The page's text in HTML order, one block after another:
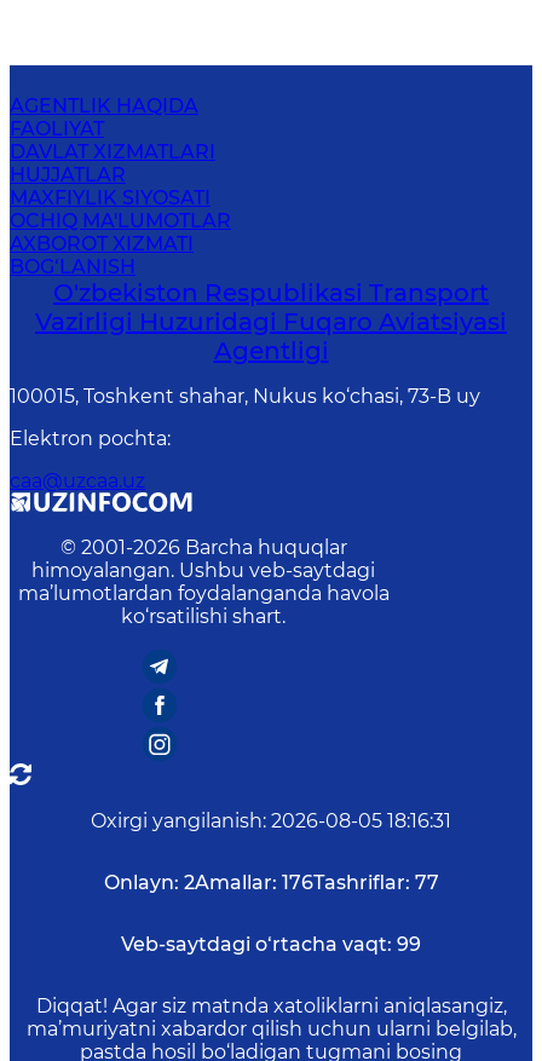
AGENTLIK HAQIDA
FAOLIYAT
DAVLAT XIZMATLARI
HUJJATLAR
MAXFIYLIK SIYOSATI
OCHIQ MA'LUMOTLAR
AXBOROT XIZMATI
BOG‘LANISH
O'zbekiston Respublikasi Transport
Vazirligi Huzuridagi Fuqaro Aviatsiyasi
Agentligi
100015, Toshkent shahar, Nukus ko‘chasi, 73-B uу
Elektron pochta:
caa@uzcaa.uz
© 2001-2026 Barcha huquqlar
himoyalangan. Ushbu veb-saytdagi
ma’lumotlardan foydalanganda havola
ko‘rsatilishi shart.
Oxirgi yangilanish: 2026-08-05 18:16:31
Onlayn: 2Amallar: 176Tashriflar: 77
Veb-saytdagi o‘rtacha vaqt: 99
Diqqat! Agar siz matnda xatoliklarni aniqlasangiz,
ma’muriyatni xabardor qilish uchun ularni belgilab,
pastda hosil bo‘ladigan tugmani bosing